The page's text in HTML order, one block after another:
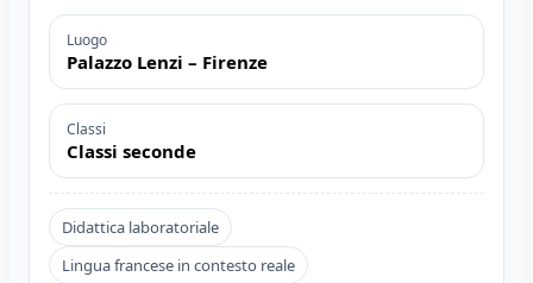
Luogo
Palazzo Lenzi – Firenze
Classi
Classi seconde
Didattica laboratoriale
Lingua francese in contesto reale